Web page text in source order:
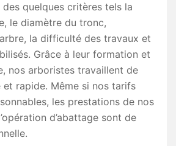
quelques critères tels la
le diamètre du tronc,
la difficulté des travaux et
Grâce à leur formation et
nos arboristes travaillent de
et rapide. Même si nos tarifs
les prestations de nos
d’abattage sont de